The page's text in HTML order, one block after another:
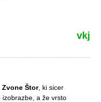
vkj
Zvone Štor, ki sicer
izobrazbe, a že vrsto